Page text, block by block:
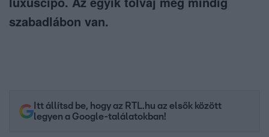
szabadlábon van.
Itt állítsd be, hogy az RTL.hu az elsők között
legyen a Google-találatokban!